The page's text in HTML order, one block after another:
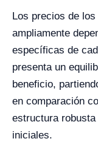
Los precios de
ampliamente
específicas de
presenta un
beneficio,
en comparación
estructura
iniciales.